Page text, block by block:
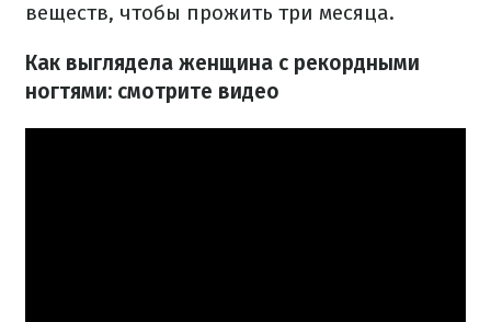
веществ, чтобы прожить три месяца.
Как выглядела женщина с рекордными
ногтями: смотрите видео